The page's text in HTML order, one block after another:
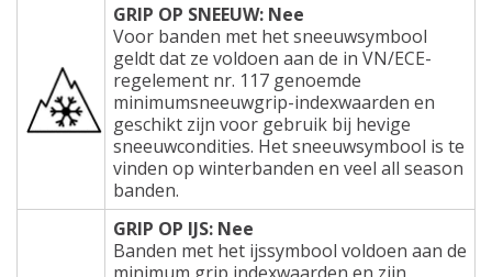
GRIP OP SNEEUW: Nee
Voor banden met het sneeuwsymbool
geldt dat ze voldoen aan de in VN/ECE-
regelement nr. 117 genoemde
minimumsneeuwgrip-indexwaarden en
geschikt zijn voor gebruik bij hevige
sneeuwcondities. Het sneeuwsymbool is te
vinden op winterbanden en veel all season
banden.
GRIP OP IJS: Nee
Banden met het ijssymbool voldoen aan de